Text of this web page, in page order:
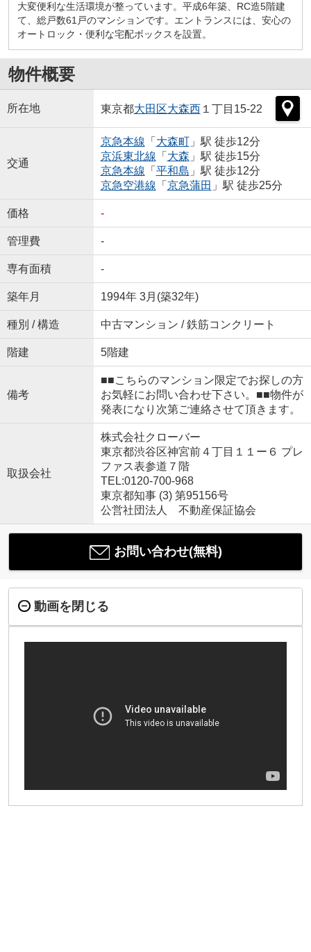
大変便利な生活環境が整っています。平成6年築、RC造5階建
て、総戸数61戸のマンションです。エントランスには、安心の
オートロック・便利な宅配ボックスを設置。
物件概要
所在地 東京都大田区大森西１丁目15-22
交通
京急本線 「 大森町」駅 徒歩12分
京浜東北線 「 大森 」駅 徒歩15分
京急本線 「 平和島 」駅 徒歩12分
京急空港線 「 京急蒲田 」駅 徒歩25分
価格 -
管理費 -
専有面積 -
築年月 1994年 3月(築32年)
種別 / 構造 中古マンション / 鉄筋コンクリート
階建 5階建
備考
■■こちらのマンション限定でお探しの方
お気軽にお問い合わせ下さい。■■物件が
発表になり次第ご連絡させて頂きます。
取扱会社
株式会社クローバー
東京都渋谷区神宮前４丁目１１ー６ プレ
ファス表参道７階
TEL:0120-700-968
東京都知事 (3) 第95156号
公営社団法人 不動産保証協会
お問い合わせ(無料)
動画を閉じる